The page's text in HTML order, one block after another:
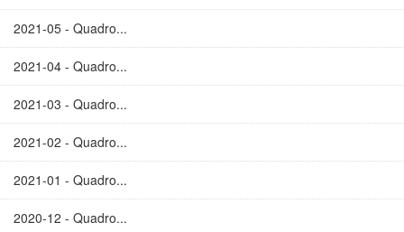
2021-05 - Quadro...
2021-04 - Quadro...
2021-03 - Quadro...
2021-02 - Quadro...
2021-01 - Quadro...
2020-12 - Quadro...